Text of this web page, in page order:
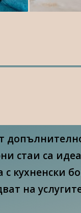
стаи са
с кухненски
на